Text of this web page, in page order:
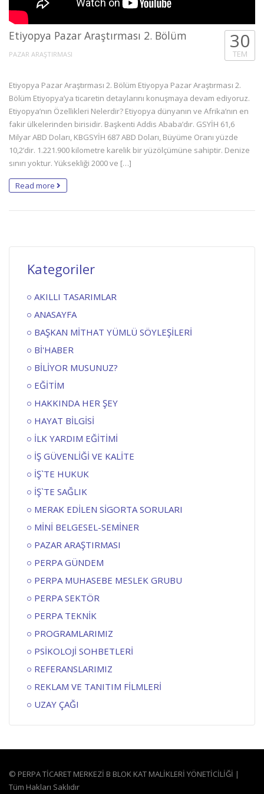
Etiyopya Pazar Araştırması 2. Bölüm
PAZAR ARAŞTIRMASI
30
TEM
Etiyopya Pazar Araştırması 2. Bölüm Etiyopya Pazar Araştırması 2.
Bölüm Etiyopya’ya ticaretin detaylarını konuşmaya devam ediyoruz.
Etiyopya’nın Özellikleri Nelerdir? Etiyopya dünyanın ve Afrika’nın en
fakir ülkelerinden birisidir. Başkenti Addis Ababa’dır. GSYİH 61,6
Milyar ABD Doları, KBGSYİH 687 ABD Doları, Büyüme Oranı yüzde
10,2’dir. 1.221.900 kilometre karelik bir yüzölçümüne sahiptir. Denize
sınırı yoktur. Yüksekliği 2000 ve […]
Read more
Kategoriler
AKILLI TASARIMLAR
ANASAYFA
BAŞKAN MİTHAT YÜMLÜ SÖYLEŞİLERİ
Bİ'HABER
BİLİYOR MUSUNUZ?
EĞİTİM
HAKKINDA HER ŞEY
HAYAT BİLGİSİ
İLK YARDIM EĞİTİMİ
İŞ GÜVENLİĞİ VE KALİTE
İŞ`TE HUKUK
İŞ`TE SAĞLIK
MERAK EDİLEN SİGORTA SORULARI
MİNİ BELGESEL-SEMİNER
PAZAR ARAŞTIRMASI
PERPA GÜNDEM
PERPA MUHASEBE MESLEK GRUBU
PERPA SEKTÖR
PERPA TEKNİK
PROGRAMLARIMIZ
PSİKOLOJİ SOHBETLERİ
REFERANSLARIMIZ
REKLAM VE TANITIM FİLMLERİ
UZAY ÇAĞI
© PERPA TİCARET MERKEZİ B BLOK KAT MALİKLERİ YÖNETİCİLİĞİ |
Tüm Hakları Saklıdır